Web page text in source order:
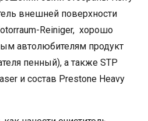
внешней поверхности
Reiniger, хорошо
автолюбителям продукт
пенный), а также STP
и состав Prestone Heavy